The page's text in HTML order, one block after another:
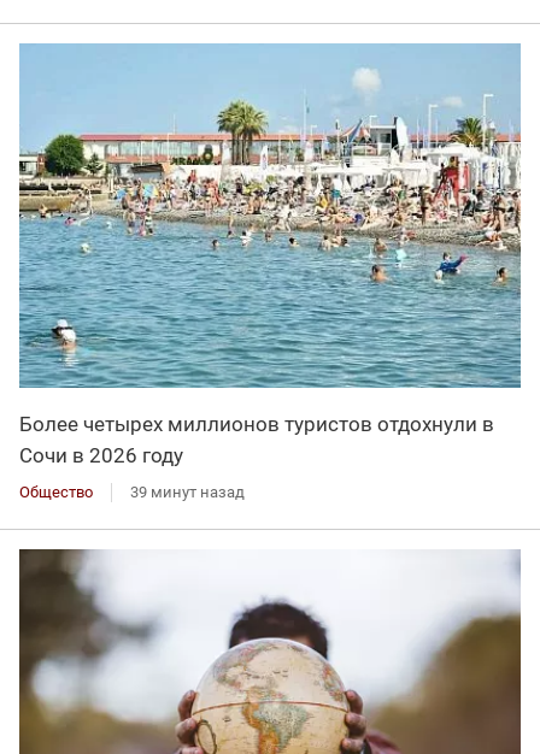
Более четырех миллионов туристов отдохнули в
Сочи в 2026 году
Общество 39 минут назад